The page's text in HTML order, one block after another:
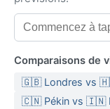
Comparaisons de
🇬🇧 Londres vs
🇨🇳 Pékin vs 🇮🇳